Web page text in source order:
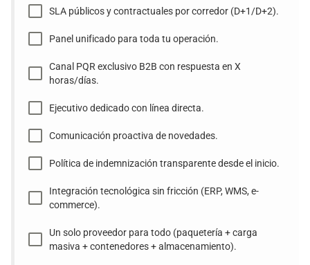
SLA públicos y contractuales por corredor (D+1/D+2).
Panel unificado para toda tu operación.
Canal PQR exclusivo B2B con respuesta en X
horas/días.
Ejecutivo dedicado con línea directa.
Comunicación proactiva de novedades.
Política de indemnización transparente desde el inicio.
Integración tecnológica sin fricción (ERP, WMS, e-
commerce).
Un solo proveedor para todo (paquetería + carga
masiva + contenedores + almacenamiento).